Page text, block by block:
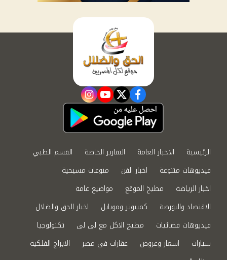
facebook
twitter
youtube
instagram
الرئيسية الاخبار العامة التقارير الخاصة
القسم الطبي
فيديوهات متنوعة
اخبار الفن
منوعات مسيحية
اخبار الرياضة
مطبخ الموقع
مواضيع عامة
الاقتصاد والبورصة
كمبيوتر وموبايل
اخبار الحق والضلال
فيديوهات فضائيات
مطبخ الاكل مع لى لى
تكنولوجيا
سيارات
اسعار وعروض عقارات في مصر
الابراج الفلكية